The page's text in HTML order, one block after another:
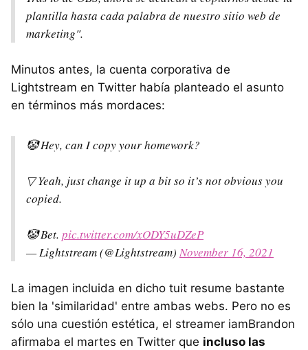
plantilla hasta cada palabra de nuestro sitio web de
marketing".
Minutos antes, la cuenta corporativa de
Lightstream en Twitter había planteado el asunto
en términos más mordaces:
🤡 Hey, can I copy your homework?
▽ Yeah, just change it up a bit so it’s not obvious you
copied.
🤡 Bet. pic.twitter.com/xODY5uDZeP
— Lightstream (@Lightstream) November 16, 2021
La imagen incluida en dicho tuit resume bastante
bien la 'similaridad' entre ambas webs. Pero no es
sólo una cuestión estética, el streamer iamBrandon
afirmaba el martes en Twitter que incluso las